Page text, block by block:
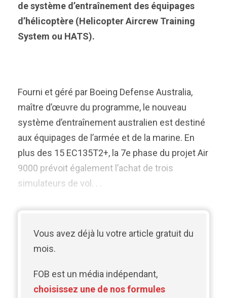
de système d’entraînement des équipages
d’hélicoptère (Helicopter Aircrew Training
System ou HATS).
Fourni et géré par Boeing Defense Australia,
maître d’œuvre du programme, le nouveau
système d’entraînement australien est destiné
aux équipages de l’armée et de la marine. En
plus des 15 EC135T2+, la 7e phase du projet Air
9000 prévoit également l’achat de trois
simulateurs de vol. . .
Vous avez déjà lu votre article gratuit du
mois.
FOB est un média indépendant,
choisissez une de nos formules